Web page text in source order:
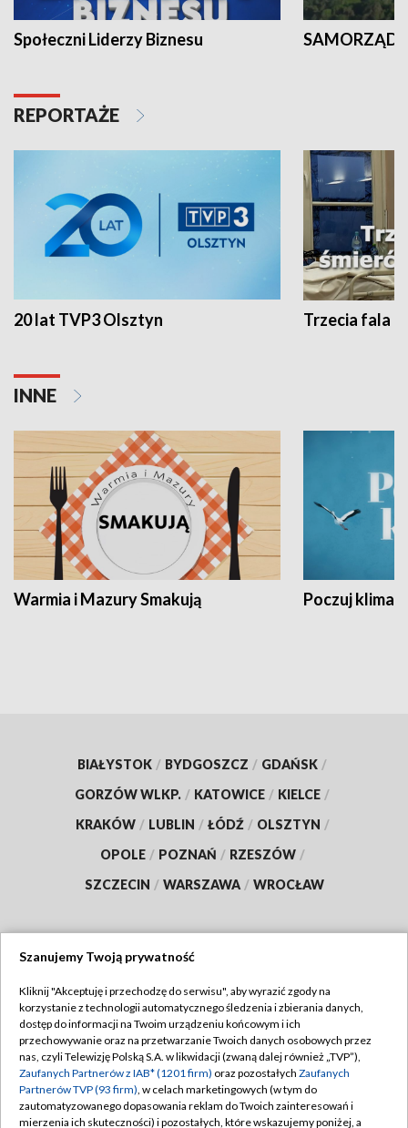
Społeczni Liderzy Biznesu SAMORZĄD
REPORTAŻE
20 lat TVP3 Olsztyn Trzecia fala -
INNE
Warmia i Mazury Smakują Poczuj klimat
BIAŁYSTOK / BYDGOSZCZ / GDAŃSK /
GORZÓW WLKP. / KATOWICE / KIELCE /
KRAKÓW / LUBLIN / ŁÓDŹ / OLSZTYN /
OPOLE / POZNAŃ / RZESZÓW /
SZCZECIN / WARSZAWA / WROCŁAW
TVP
Abonament TVP
Emisja w TVP
Centrum informacji TVP
Regulamin TVP
Polityka prywatności
Moje zgody
Szanujemy Twoją prywatność
Kliknij "Akceptuję i przechodzę do serwisu", aby wyrazić zgody na
korzystanie z technologii automatycznego śledzenia i zbierania danych,
dostęp do informacji na Twoim urządzeniu końcowym i ich
przechowywanie oraz na przetwarzanie Twoich danych osobowych przez
nas, czyli Telewizję Polską S.A. w likwidacji (zwaną dalej również „TVP”),
Zaufanych Partnerów z IAB* (1201 firm) oraz pozostałych Zaufanych
Partnerów TVP (93 firm), w celach marketingowych (w tym do
zautomatyzowanego dopasowania reklam do Twoich zainteresowań i
mierzenia ich skuteczności) i pozostałych, które wskazujemy poniżej, a